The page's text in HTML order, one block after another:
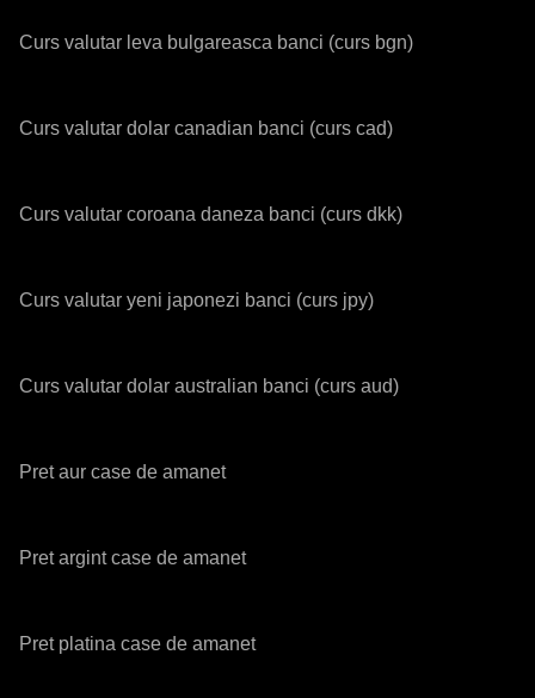
Curs valutar leva bulgareasca banci (curs bgn)
Curs valutar dolar canadian banci (curs cad)
Curs valutar coroana daneza banci (curs dkk)
Curs valutar yeni japonezi banci (curs jpy)
Curs valutar dolar australian banci (curs aud)
Pret aur case de amanet
Pret argint case de amanet
Pret platina case de amanet